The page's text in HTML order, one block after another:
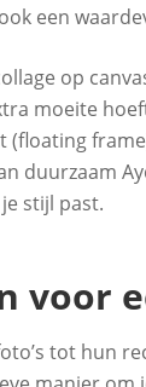
een
op
moeite
(floating
duurzaam
stijl past.
voor
tot hun